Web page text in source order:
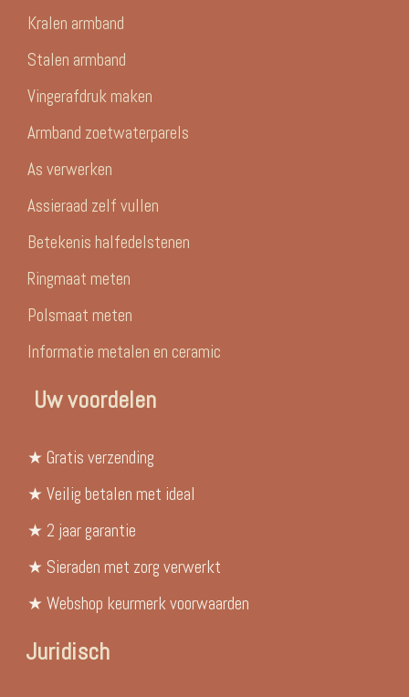
Kralen armband
Stalen armband
Vingerafdruk maken
Armband zoetwaterparels
As verwerken
Assieraad zelf vullen
Betekenis halfedelstenen
Ringmaat meten
Polsmaat meten
Informatie metalen en ceramic
Uw voordelen
★ Gratis verzending
★ Veilig betalen met ideal
★ 2 jaar garantie
★ Sieraden met zorg verwerkt
★ Webshop keurmerk voorwaarden
Juridisch